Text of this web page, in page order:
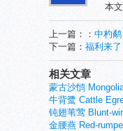
本
上一篇：： 中杓
下一篇： 福利来
相关文章
蒙古沙鸻
牛背鹭 Cattle
钝翅苇莺 Blunt-
金腰燕 Red-